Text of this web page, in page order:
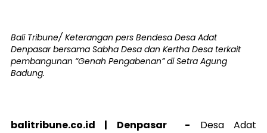
Bali Tribune/ Keterangan pers Bendesa Desa Adat
Denpasar bersama Sabha Desa dan Kertha Desa terkait
pembangunan “Genah Pengabenan” di Setra Agung
Badung.
balitribune.co.id | Denpasar - Desa Adat